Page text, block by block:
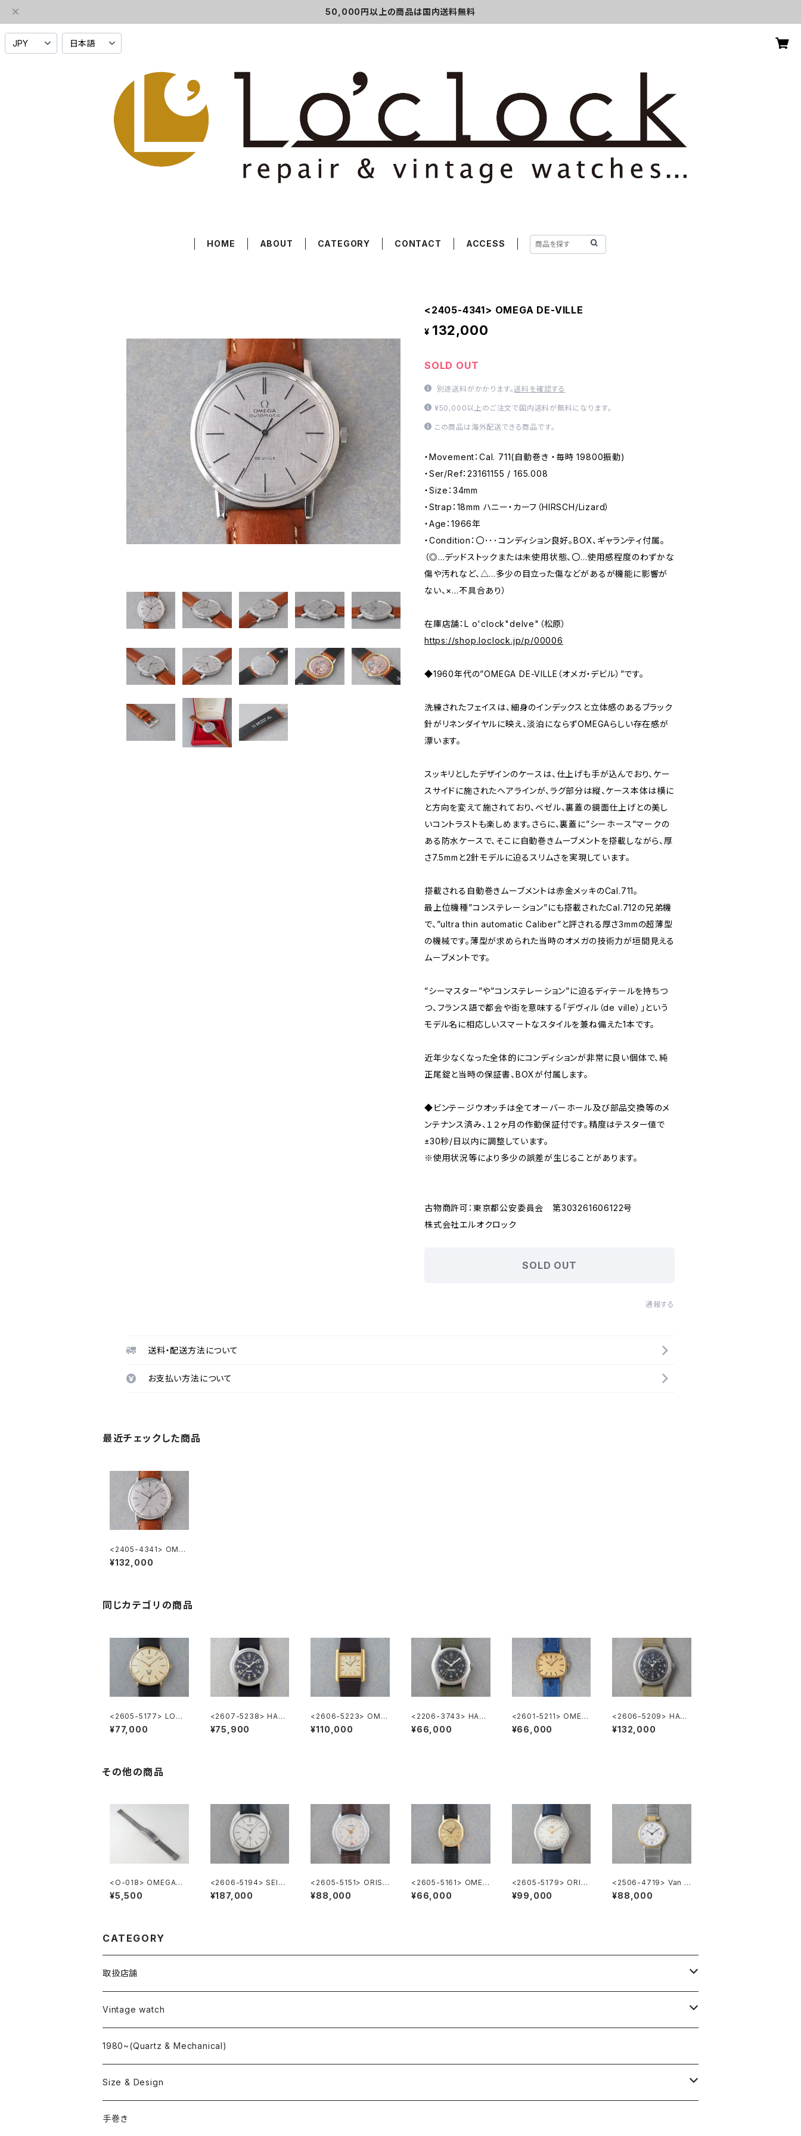
50,000円以上の商品は国内送料無料
HOME ABOUT CATEGORY CONTACT ACCESS
<2405-4341> OMEGA DE-VILLE
¥ 132,000
SOLD OUT
別途送料がかかります。送料を確認する
¥50,000以上のご注文で国内送料が無料になります。
この商品は海外配送できる商品です。
・Movement：Cal. 711(自動巻き ・毎時 19800振動)
・Ser/Ref：23161155 / 165.008
・Size：34mm
・Strap：18mm ハニー・カーフ（HIRSCH/Lizard）
・Age：1966年
・Condition：〇･･･コンディション良好。BOX、ギャランティ付属。
（◎…デッドストックまたは未使用状態、〇…使用感程度のわずかな
傷や汚れなど、△…多少の目立った傷などがあるが機能に影響が
ない、×…不具合あり）
在庫店舗：L o'clock"delve"（松原）
https://shop.loclock.jp/p/00006
◆1960年代の”OMEGA DE-VILLE（オメガ・デビル）”です。
洗練されたフェイスは、細身のインデックスと立体感のあるブラック
針がリネンダイヤルに映え、淡泊にならずOMEGAらしい存在感が
漂います。
スッキリとしたデザインのケースは、仕上げも手が込んでおり、ケー
スサイドに施されたヘアラインが、ラグ部分は縦、ケース本体は横に
と方向を変えて施されており、ベゼル、裏蓋の鏡面仕上げとの美し
いコントラストも楽しめます。さらに、裏蓋に”シーホース”マークの
ある防水ケースで、そこに自動巻きムーブメントを搭載しながら、厚
さ7.5mmと2針モデルに迫るスリムさを実現しています。
搭載される自動巻きムーブメントは赤金メッキのCal.711。
最上位機種”コンステレーション”にも搭載されたCal.712の兄弟機
で、”ultra thin automatic Caliber”と評される厚さ3mmの超薄型
の機械です。薄型が求められた当時のオメガの技術力が垣間見える
ムーブメントです。
”シーマスター”や”コンステレーション”に迫るディテールを持ちつ
つ、フランス語で都会や街を意味する「デヴィル（de ville）」という
モデル名に相応しいスマートなスタイルを兼ね備えた1本です。
近年少なくなった全体的にコンディションが非常に良い個体で、純
正尾錠と当時の保証書、BOXが付属します。
◆ビンテージウオッチは全てオーバーホール及び部品交換等のメ
ンテナンス済み、１２ヶ月の作動保証付です。精度はテスター値で
±30秒/日以内に調整しています。
※使用状況等により多少の誤差が生じることがあります。
古物商許可：東京都公安委員会 第303261606122号
株式会社エルオクロック
SOLD OUT
通報する
送料・配送方法について
お支払い方法について
最近チェックした商品
<2405-4341> OME
GA DE-VILLE
¥132,000
同じカテゴリの商品
<2605-5177> LONG
INES ”大正製薬”
¥77,000
<2607-5238> HAMI
LTON Khaki
¥75,900
<2606-5223> OME
GA DE VILLE
¥110,000
<2206-3743> HAMI
LTON Khaki
¥66,000
<2601-5211> OMEG
A Geneve
¥66,000
<2606-5209> HAMI
LTON Khaki "L.L.Be
an"
¥132,000
その他の商品
<O-018> OMEGA純
正ステンレスメッシュブ
レスレット 10mm
¥5,500
<2606-5194> SEIK
O "56GS" Grand Sei
ko
¥187,000
<2605-5151> ORIS
Ref.302-7285B ”PO
INTER DATE"
¥88,000
<2605-5161> OMEG
A Geneve
¥66,000
<2605-5179> ORIS
Ref.7470 ”POINTER
DATE"
¥99,000
<2506-4719> Van C
leef & Arpels la coll
ection
¥88,000
CATEGORY
取扱店舗
L o'clock
"delve"
Vintage watch
海外ブランド
OMEGA
ROLEX
国産ブランド
SEIKO
1980~(Quartz & Mechanical)
Size & Design
~24.9mm
手巻き